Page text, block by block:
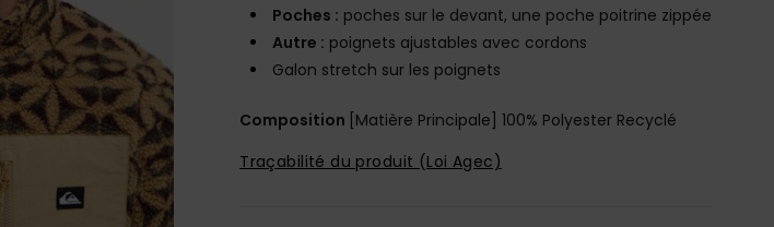
Poches : poches sur le devant, une poche poitrine zippée
Autre : poignets ajustables avec cordons
Galon stretch sur les poignets
Composition [Matière Principale] 100% Polyester Recyclé
Traçabilité du produit (Loi Agec)